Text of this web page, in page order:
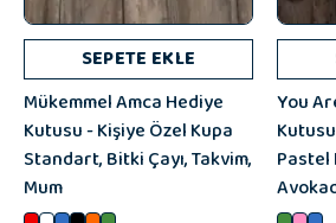
SEPETE EKLE
Mükemmel Amca Hediye
Kutusu - Kişiye Özel Kupa
Standart, Bitki Çayı, Takvim,
Mum
You
Pastel